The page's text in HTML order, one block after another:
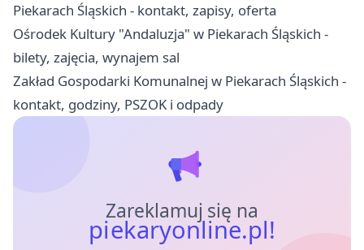
Piekarach Śląskich - kontakt, zapisy, oferta
Ośrodek Kultury "Andaluzja" w Piekarach Śląskich -
bilety, zajęcia, wynajem sal
Zakład Gospodarki Komunalnej w Piekarach Śląskich -
kontakt, godziny, PSZOK i odpady
Zareklamuj się na
piekaryonline.pl!